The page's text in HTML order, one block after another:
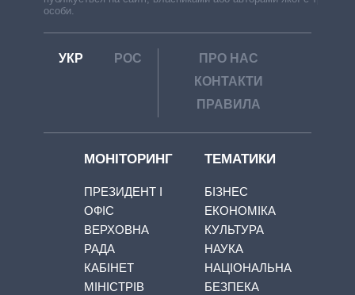
особи.
УКР РОС
ПРО НАС
КОНТАКТИ
ПРАВИЛА
МОНІТОРИНГ
ПРЕЗИДЕНТ І
ОФІС
ВЕРХОВНА
РАДА
КАБІНЕТ
МІНІСТРІВ
ТЕМАТИКИ
БІЗНЕС
ЕКОНОМІКА
КУЛЬТУРА
НАУКА
НАЦІОНАЛЬНА
БЕЗПЕКА